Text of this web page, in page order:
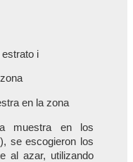
estrato i
en la zona
muestra en los
se escogieron los
al azar, utilizando